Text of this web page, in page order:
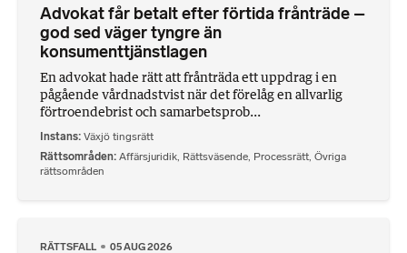
Advokat får betalt efter förtida frånträde –
god sed väger tyngre än
konsumenttjänstlagen
En advokat hade rätt att frånträda ett uppdrag i en
pågående vårdnadstvist när det förelåg en allvarlig
förtroendebrist och samarbetsprob...
Instans Växjö tingsrätt
Rättsområden Affärsjuridik Rättsväsende Processrätt Övriga
rättsområden
RÄTTSFALL 05 AUG 2026